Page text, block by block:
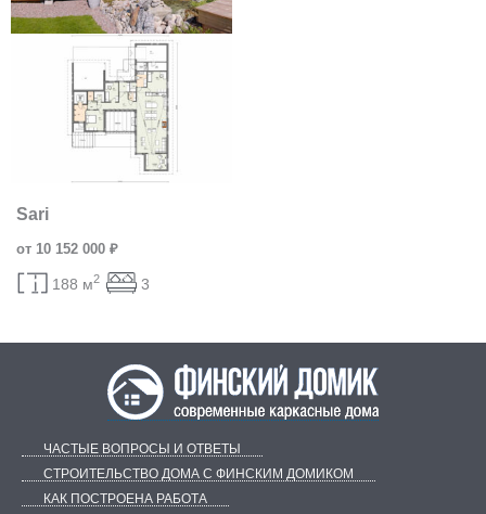
Sari
от 10 152 000 ₽
188 м2 3
ЧАСТЫЕ ВОПРОСЫ И ОТВЕТЫ
СТРОИТЕЛЬСТВО ДОМА С ФИНСКИМ ДОМИКОМ
КАК ПОСТРОЕНА РАБОТА